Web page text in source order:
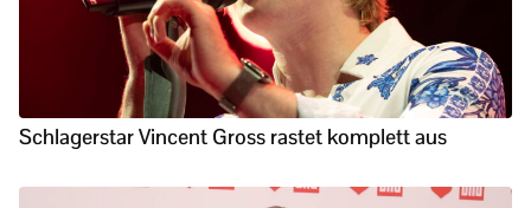
Schlagerstar Vincent Gross rastet komplett aus